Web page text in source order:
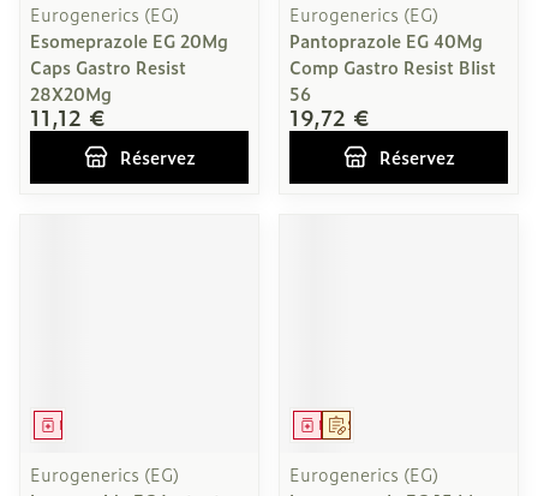
Eurogenerics (EG)
Esomeprazole EG 20Mg
Caps Gastro Resist
28X20Mg
11,12 €
Réservez
Eurogenerics (EG)
Pantoprazole EG 40Mg
Comp Gastro Resist Blist
56
19,72 €
Réservez
Médicament
Eurogenerics (EG)
Sur prescription
Médicament
Eurogenerics (EG)